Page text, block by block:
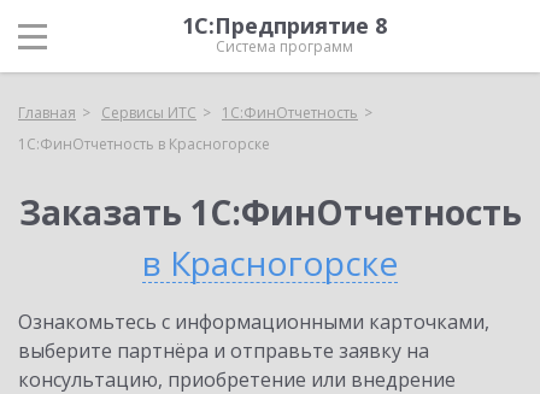
1С:Предприятие 8
Система программ
Главная Сервисы ИТС
1С:ФинОтчетность
1С:ФинОтчетность в Красногорске
Заказать 1С:ФинОтчетность
в Красногорске
Ознакомьтесь с информационными карточками,
выберите партнёра и отправьте заявку на
консультацию, приобретение или внедрение